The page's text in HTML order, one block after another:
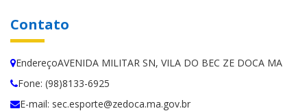
Contato
EndereçoAVENIDA MILITAR SN, VILA DO BEC ZE DOCA MA
Fone: (98)8133-6925
E-mail: sec.esporte@zedoca.ma.gov.br